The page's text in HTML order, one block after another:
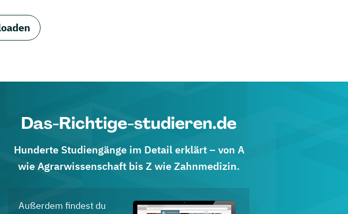
Das-Richtige-studieren.de
Hunderte Studiengänge im Detail erklärt – von A
wie Agrarwissenschaft bis Z wie Zahnmedizin.
Außerdem findest du